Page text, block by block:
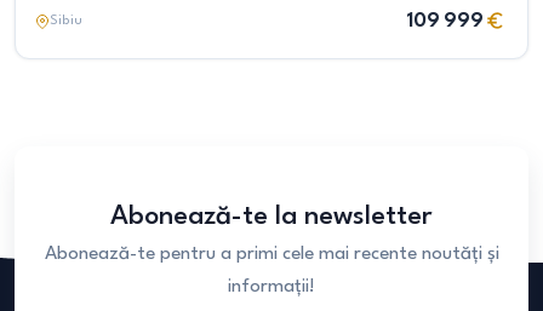
Sibiu 109 999
Abonează-te la newsletter
Abonează-te pentru a primi cele mai recente noutăți și
informații!